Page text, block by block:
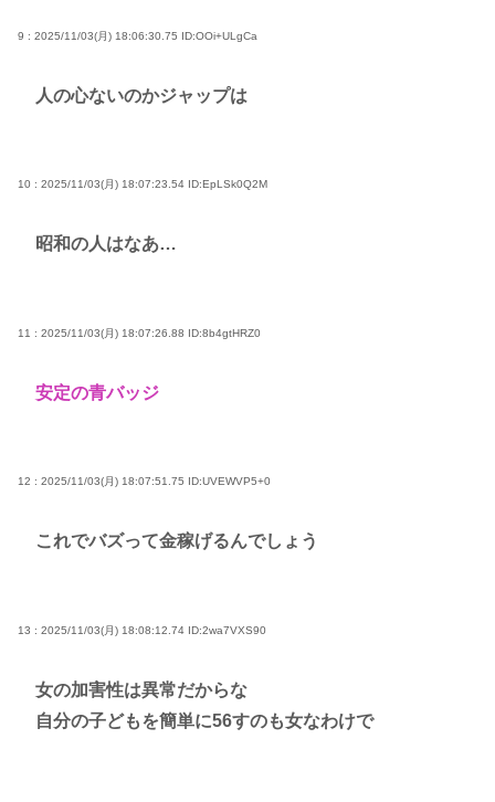
9 : 2025/11/03(月) 18:06:30.75 ID:OOi+ULgCa
人の心ないのかジャップは
10 : 2025/11/03(月) 18:07:23.54 ID:EpLSk0Q2M
昭和の人はなあ…
11 : 2025/11/03(月) 18:07:26.88 ID:8b4gtHRZ0
安定の青バッジ
12 : 2025/11/03(月) 18:07:51.75 ID:UVEWVP5+0
これでバズって金稼げるんでしょう
13 : 2025/11/03(月) 18:08:12.74 ID:2wa7VXS90
女の加害性は異常だからな
自分の子どもを簡単に56すのも女なわけで